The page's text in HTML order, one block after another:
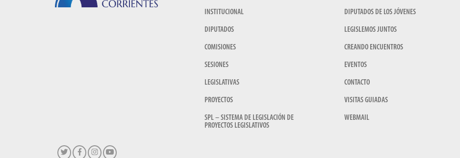
INSTITUCIONAL
DIPUTADOS
COMISIONES
SESIONES
LEGISLATIVAS
PROYECTOS
SPL – SISTEMA DE LEGISLACIÓN DE
PROYECTOS LEGISLATIVOS
DIPUTADOS DE LOS JÓVENES
LEGISLEMOS JUNTOS
CREANDO ENCUENTROS
EVENTOS
CONTACTO
VISITAS GUIADAS
WEBMAIL